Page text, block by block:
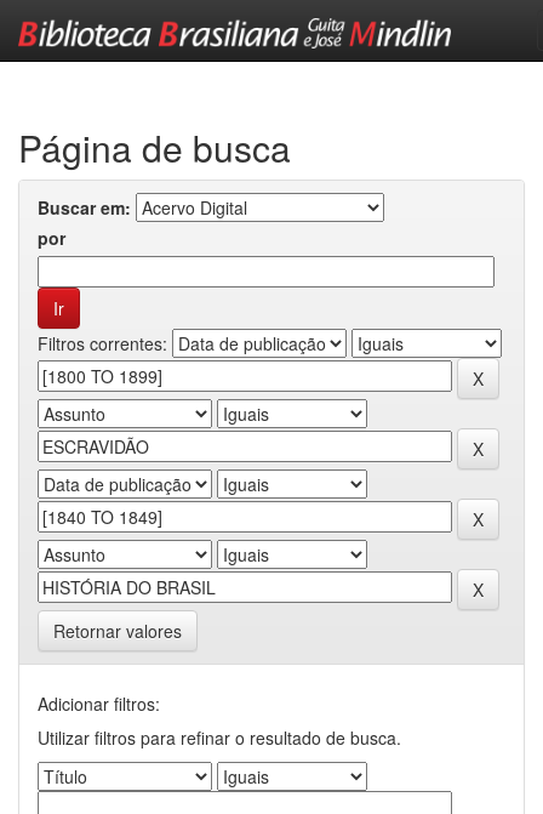
Página de busca
Buscar em:
por
Filtros correntes:
Retornar valores
Adicionar filtros:
Utilizar filtros para refinar o resultado de busca.